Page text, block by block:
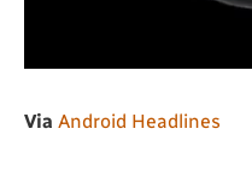
Via Android Headlines